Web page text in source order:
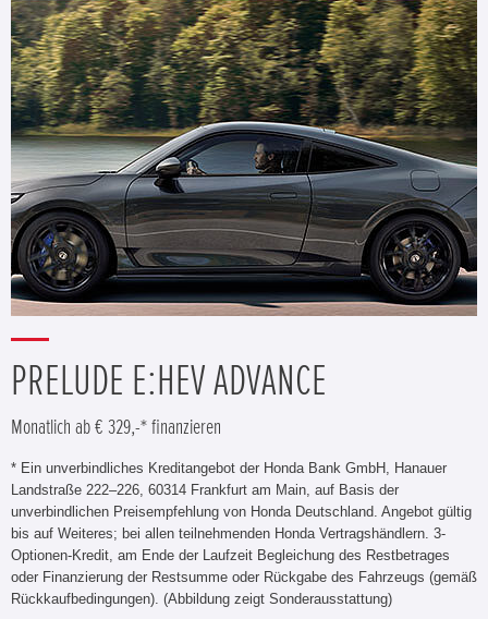
PRELUDE E:HEV ADVANCE
Monatlich ab € 329,-* finanzieren
* Ein unverbindliches Kreditangebot der Honda Bank GmbH, Hanauer
Landstraße 222–226, 60314 Frankfurt am Main, auf Basis der
unverbindlichen Preisempfehlung von Honda Deutschland. Angebot gültig
bis auf Weiteres; bei allen teilnehmenden Honda Vertragshändlern. 3-
Optionen-Kredit, am Ende der Laufzeit Begleichung des Restbetrages
oder Finanzierung der Restsumme oder Rückgabe des Fahrzeugs (gemäß
Rückkaufbedingungen). (Abbildung zeigt Sonderausstattung)